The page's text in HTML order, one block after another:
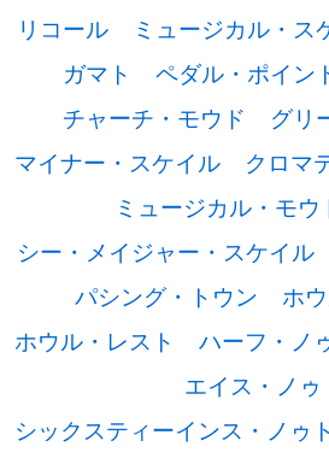
リコール
ミュージカル・ス
ガマト
ペダル・ポイン
チャーチ・モウド
グリ
マイナー・スケイル
クロマ
ミュージカル・モウ
シー・メイジャー・スケイル
パシング・トウン
ホ
ホウル・レスト
ハーフ・ノ
エイス・ノゥ
シックスティーインス・ノゥト